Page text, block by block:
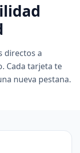
directos a
Cada tarjeta te
nueva pestana.